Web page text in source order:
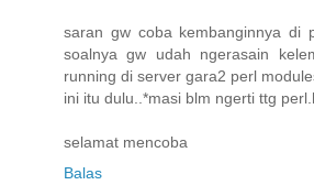
saran gw coba kembanginnya di
soalnya gw udah ngerasain
running di server gara2 perl
ini itu dulu..*masi blm ngerti ttg
selamat mencoba
Balas